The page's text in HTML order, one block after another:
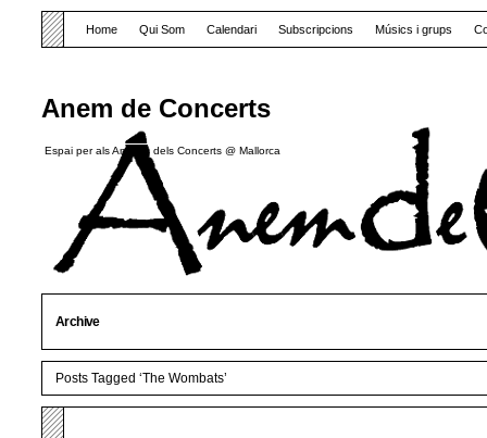
Anem de Concerts
Espai per als Amants dels Concerts @ Mallorca
Home Qui Som Calendari Subscripcions Músics i grups
Archive
Posts Tagged ‘The Wombats’